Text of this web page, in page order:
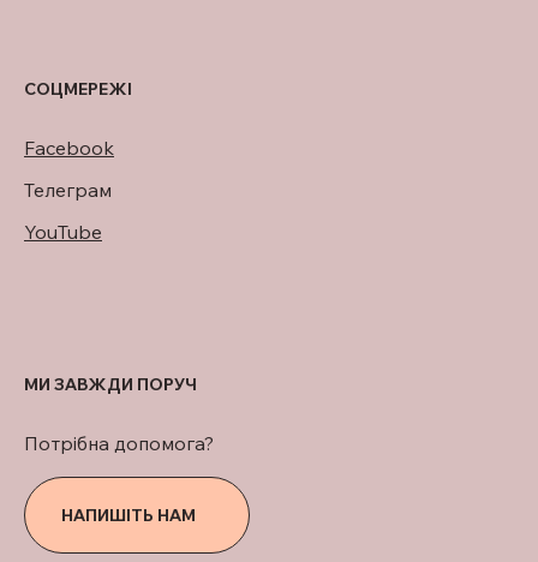
СОЦМЕРЕЖІ
Facebook
Телеграм
YouTube
НАПИШІТЬ НАМ
Потрібна допомога?
МИ ЗАВЖДИ ПОРУЧ